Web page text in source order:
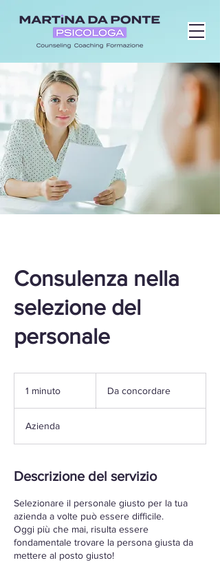
Consulenza nella
selezione del
personale
1 minuto
u
o
Da concordare
Azienda
Descrizione del servizio
Selezionare il personale giusto per la tua
azienda a volte può essere difficile.
Oggi più che mai, risulta essere
fondamentale trovare la persona giusta da
mettere al posto giusto!